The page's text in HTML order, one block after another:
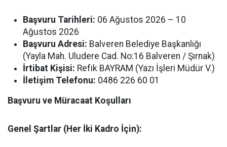
Başvuru Tarihleri: 06 Ağustos 2026 – 10
Ağustos 2026
Başvuru Adresi: Balveren Belediye Başkanlığı
(Yayla Mah. Uludere Cad. No:16 Balveren / Şırnak)
İrtibat Kişisi: Refik BAYRAM (Yazı İşleri Müdür V.)
İletişim Telefonu: 0486 226 60 01
Başvuru ve Müracaat Koşulları
Genel Şartlar (Her İki Kadro İçin):